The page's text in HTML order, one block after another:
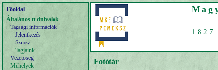
Főoldal
Általános tudnivalók
Tagsági információk
Jelentkezés
Szmsz
Tagjaink
Vezetőség
Műhelyek
Fotótár